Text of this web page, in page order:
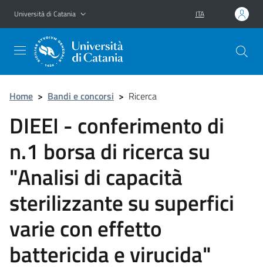
Vai al contenuto principale
Vai al menu di navigazione
Università di Catania ITA
Home > Bandi e concorsi > Ricerca
DIEEI - conferimento di
n.1 borsa di ricerca su
"Analisi di capacità
sterilizzante su superfici
varie con effetto
battericida e virucida"